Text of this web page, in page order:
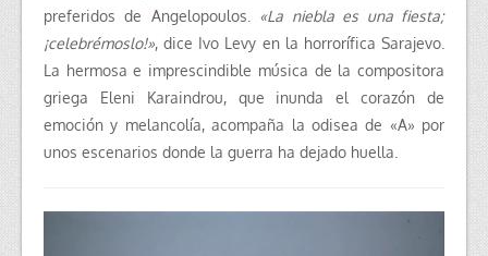
preferidos de Angelopoulos. «La niebla es una fiesta;
¡celebrémoslo!», dice Ivo Levy en la horrorífica Sarajevo.
La hermosa e imprescindible música de la compositora
griega Eleni Karaindrou, que inunda el corazón de
emoción y melancolía, acompaña la odisea de «A» por
unos escenarios donde la guerra ha dejado huella.